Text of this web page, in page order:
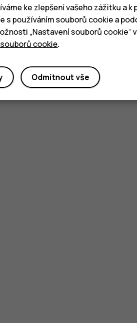
to?
ke zlepšení vašeho zážitku a k
s používáním souborů cookie a
„Nastavení souborů cookie“
cookie.
Odmítnout vše